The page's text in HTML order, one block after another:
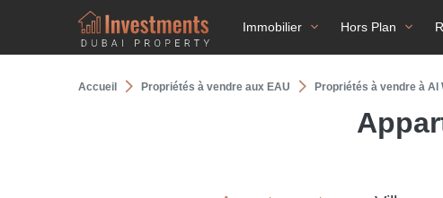
Immobilier Hors Plan
Accueil Propriétés à vendre aux EAU Propriétés à vendre à Al